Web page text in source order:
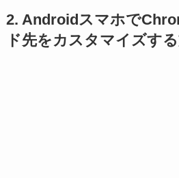
2. Androidスマホで
ド先をカスタマイズす